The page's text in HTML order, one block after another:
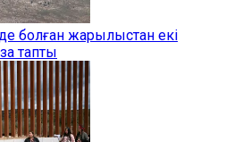
болған жарылыстан екі
тапты